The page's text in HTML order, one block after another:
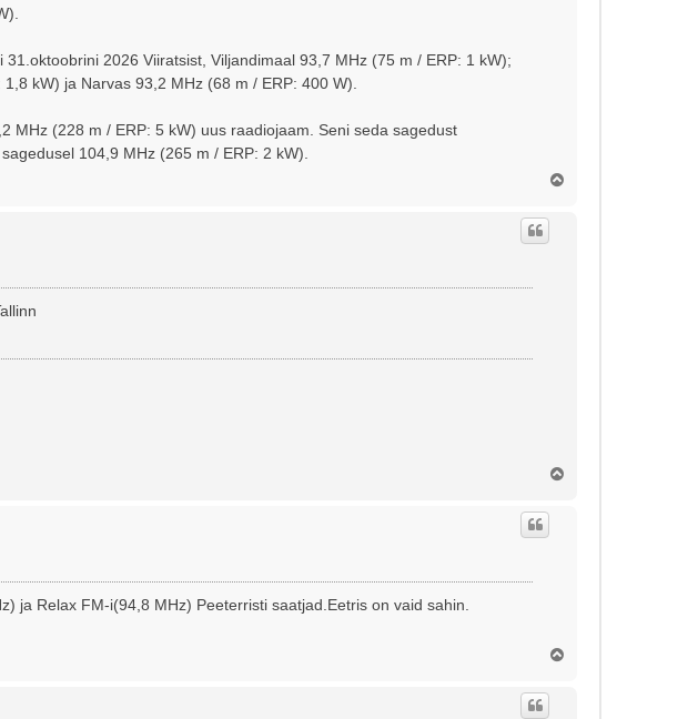
2026 Viiratsist, Viljandimaal 93,7 MHz (75 m / ERP: 1 kW);
kW) ja Narvas 93,2 MHz (68 m / ERP: 400 W).
MHz (228 m / ERP: 5 kW) uus raadiojaam. Seni seda sagedust
104,9 MHz (265 m / ERP: 2 kW).
ja Relax FM-i(94,8 MHz) Peeterristi saatjad.Eetris on vaid sahin.